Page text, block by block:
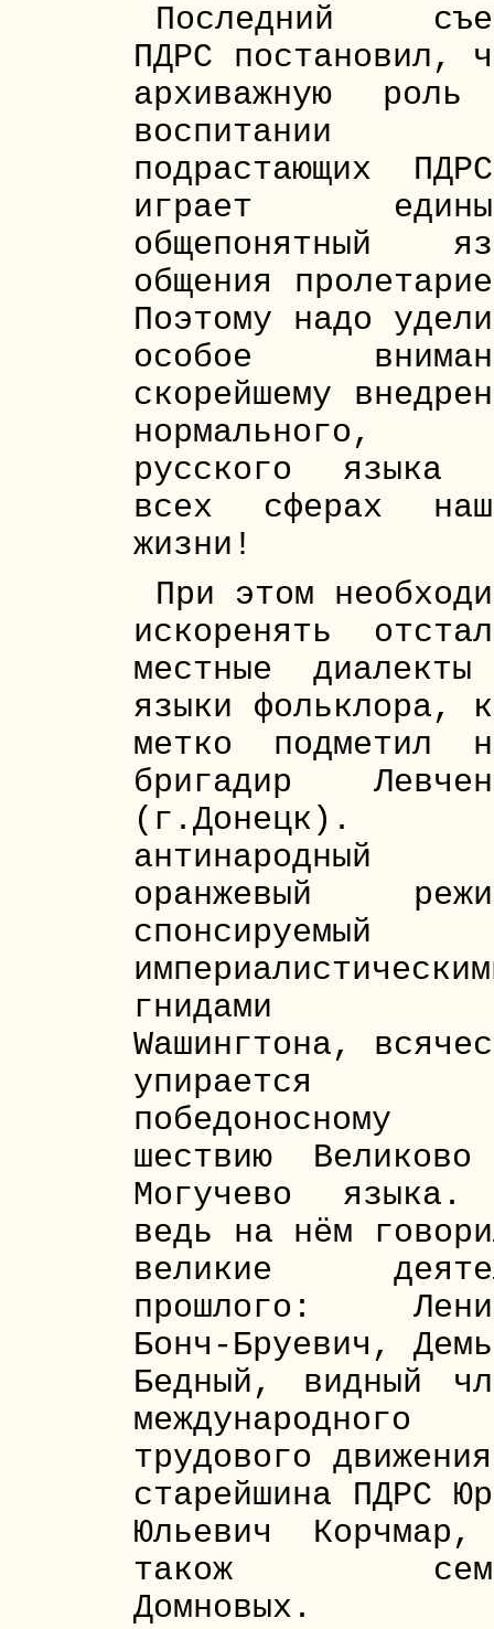
Последний
ПДРС постановил,
архиважную
воспитании
подрастающих
играет
общепонятный
общения
Поэтому надо
особое
скорейшему
нормального,
русского языка
всех сферах
жизни!
При этом
искоренять
местные
языки фольклора,
метко подметил
бригадир
(г.Донецк).
антинародный
оранжевый
спонсируемый
гнидами
Wашингтона,
упирается
победоносному
шествию
Могучево
ведь на нём
великие
прошлого:
Бонч-Бруевич,
Бедный, видный
международного
трудового
старейшина ПДРС
Юльевич
також
Домновых.